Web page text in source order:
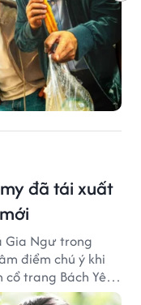
đã tái xuất
Gia Ngư trong
điểm chú ý khi
trang Bách Yêu